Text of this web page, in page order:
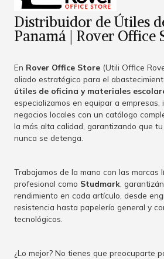
Distribuidor de Útiles
Panamá | Rover Office
En Rover Office Store (Utili Office
aliado estratégico para el
útiles de oficina y materiales
especializamos en equipar a empresas,
negocios locales con un catálogo
la más alta calidad, garantizando que
nunca se detenga.
Trabajamos de la mano con las marcas
profesional como Studmark ,
rendimiento en cada artículo, desde
resistencia hasta papelería general y
tecnológicos.
¿Lo mejor? No tienes que preocuparte